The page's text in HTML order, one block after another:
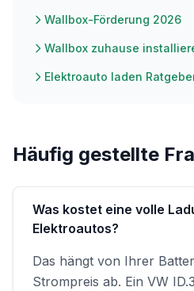
Wallbox-Förderung 2026
Wallbox zuhause
Elektroauto laden
Häufig gestellte
Was kostet eine volle
Elektroautos?
Das hängt von Ihrer
Strompreis ab. Ein VW